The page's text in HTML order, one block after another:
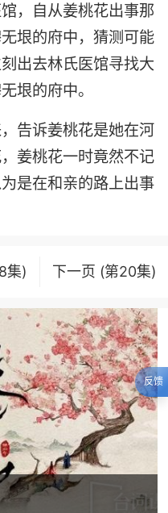
，自从姜桃花出事那
垠的府中，猜测可能
出去林氏医馆寻找大
垠的府中。
告诉姜桃花是她在河
姜桃花一时竟然不记
是在和亲的路上出事
集) 下一页 (第20集)
反馈